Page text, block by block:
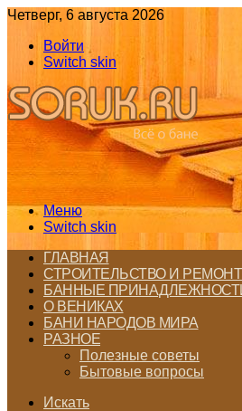
Четверг, 6 августа 2026
Войти
Switch skin
Меню
Switch skin
ГЛАВНАЯ
СТРОИТЕЛЬСТВО И
БАННЫЕ
О ВЕНИКАХ
БАНИ НАРОДОВ МИРА
РАЗНОЕ
Полезные советы
Бытовые вопросы
Искать